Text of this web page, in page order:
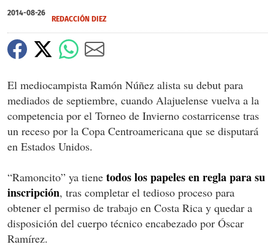
2014-08-26
REDACCIÓN DIEZ
El mediocampista Ramón Núñez alista su debut para
mediados de septiembre, cuando Alajuelense vuelva a la
competencia por el Torneo de Invierno costarricense tras
un receso por la Copa Centroamericana que se disputará
en Estados Unidos.
“Ramoncito” ya tiene todos los papeles en regla para su
inscripción, tras completar el tedioso proceso para
obtener el permiso de trabajo en Costa Rica y quedar a
disposición del cuerpo técnico encabezado por Óscar
Ramírez.